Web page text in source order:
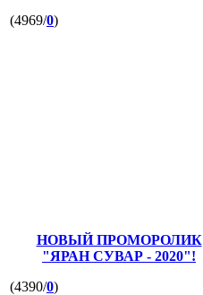
(4969/0)
НОВЫЙ ПРОМОРОЛИК
"ЯРАН СУВАР - 2020"!
(4390/0)